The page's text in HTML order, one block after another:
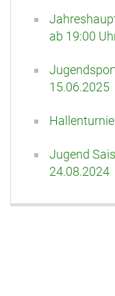
ab 19:00
15.06.2025
Jugend
24.08.2024